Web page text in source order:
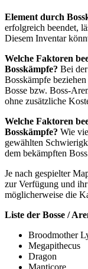
Element durch
erfolgreich beendet,
Diesem Inventar
Welche Faktoren
Bosskämpfe? Bei
Bosskämpfe
Bosse bzw. Boss-
ohne zusätzliche
Welche Faktoren
Bosskämpfe? Wie
gewählten
dem bekämpften
Je nach gespielter
zur Verfügung und
möglicherweise die
Liste der Bosse /
Broodmother
Megapithecus
Dragon
Manticore